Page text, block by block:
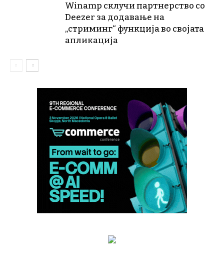
Winamp склучи партнерство со
Deezer за додавање на
„стриминг“ функција во својата
апликација